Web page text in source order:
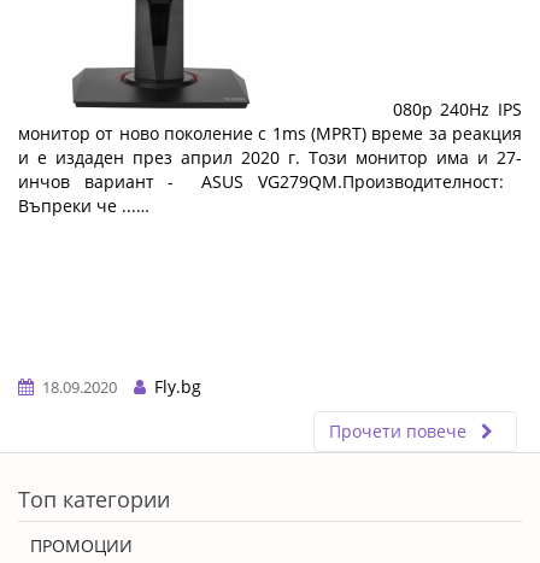
Ревю на ASUS TUF Gaming VG259QM
ASUS TUF Gaming VG259QM е 24.5-инчов 1080p 240Hz IPS
монитор от ново поколение с 1ms (MPRT) време за реакция
и е издаден през април 2020 г. Този монитор има и 27-
инчов вариант - ASUS VG279QM.Производителност:
Въпреки че ...…
18.09.2020
Fly.bg
Прочети повече
Топ категории
ПРОМОЦИИ